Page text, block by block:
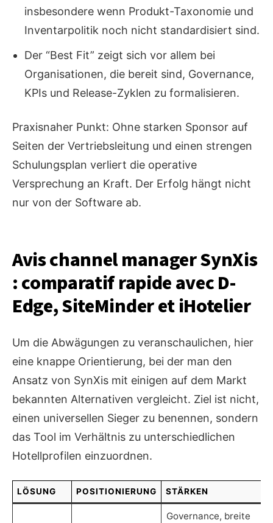
insbesondere wenn Produkt-Taxonomie und
Inventarpolitik noch nicht standardisiert sind.
Der “Best Fit” zeigt sich vor allem bei
Organisationen, die bereit sind, Governance,
KPIs und Release-Zyklen zu formalisieren.
Praxisnaher Punkt: Ohne starken Sponsor auf
Seiten der Vertriebsleitung und einen strengen
Schulungsplan verliert die operative
Versprechung an Kraft. Der Erfolg hängt nicht
nur von der Software ab.
Avis channel manager SynXis
: comparatif rapide avec D-
Edge, SiteMinder et iHotelier
Um die Abwägungen zu veranschaulichen, hier
eine knappe Orientierung, bei der man den
Ansatz von SynXis mit einigen auf dem Markt
bekannten Alternativen vergleicht. Ziel ist nicht,
einen universellen Sieger zu benennen, sondern
das Tool im Verhältnis zu unterschiedlichen
Hotellprofilen einzuordnen.
LÖSUNG POSITIONIERUNG STÄRKEN
Governance, breite